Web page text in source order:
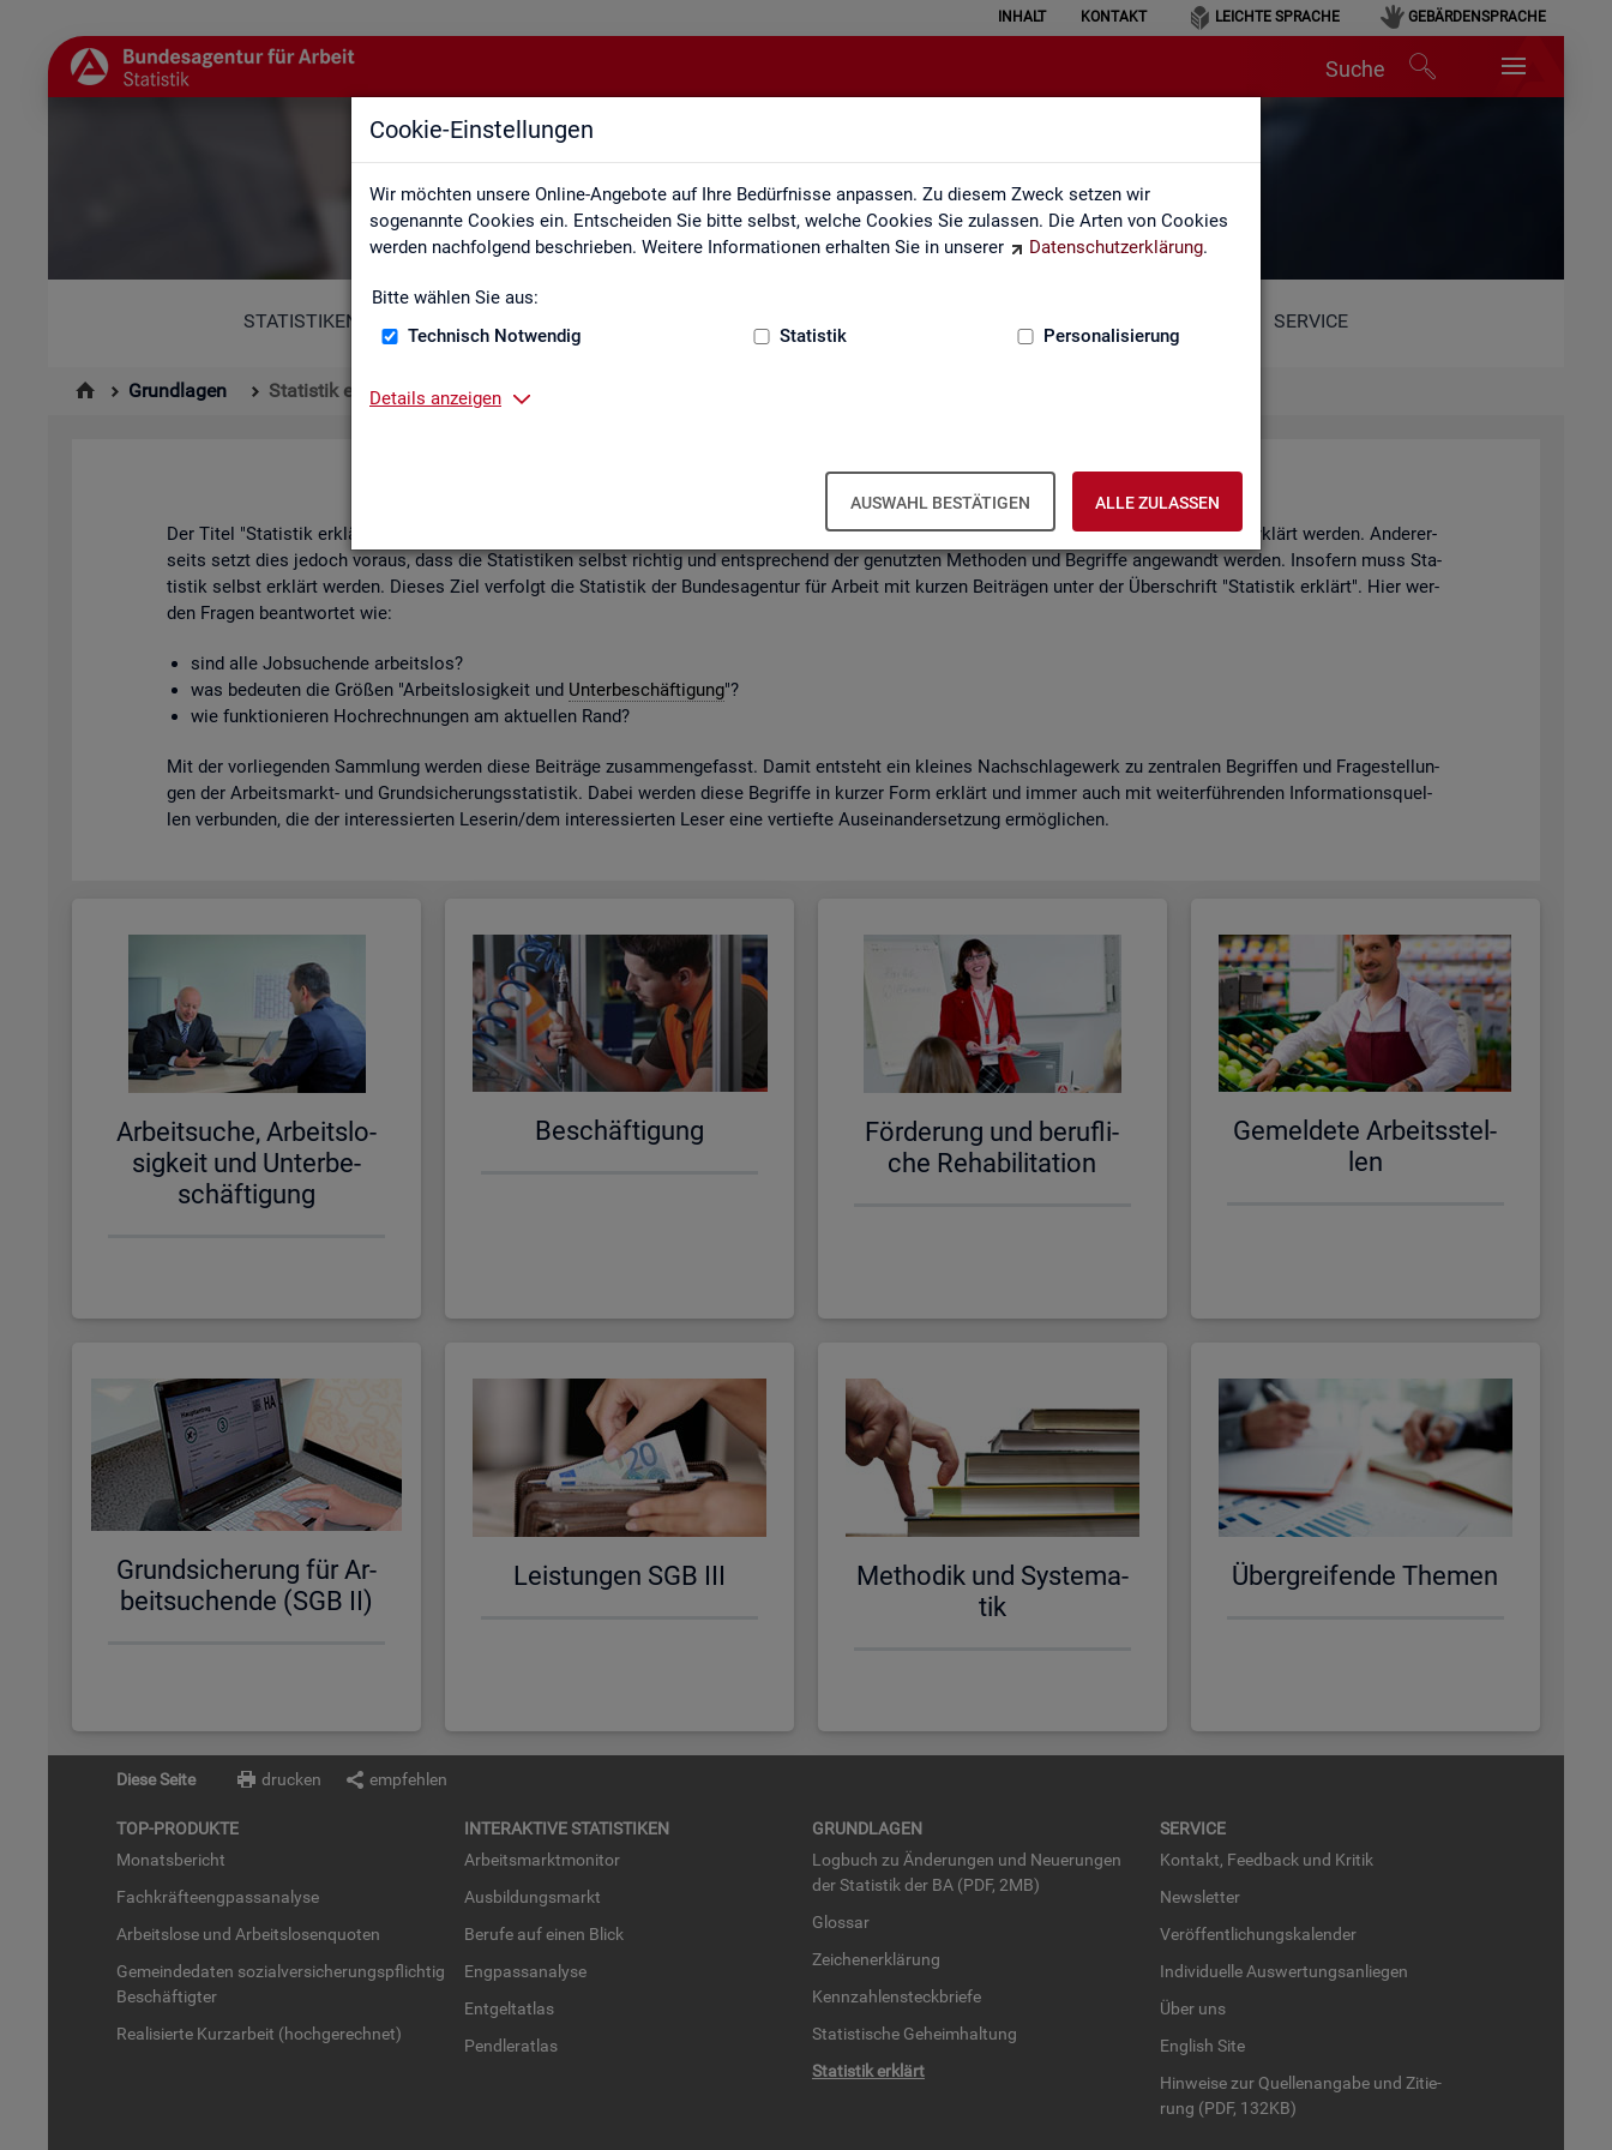
Cookie-Einstellungen
Wir möchten unsere Online-Angebote auf Ihre Bedürfnisse anpassen. Zu diesem Zweck setzen wir
sogenannte Cookies ein. Entscheiden Sie bitte selbst, welche Cookies Sie zulassen. Die Arten von Cookies
werden nachfolgend beschrieben. Weitere Informationen erhalten Sie in unserer
Datenschutzerklärung.
Bitte wählen Sie aus:
Technisch Notwendig
Statistik Personalisierung
Details anzeigen
AUSWAHL BESTÄTIGEN ALLE ZULASSEN
INHALT KONTAKT LEICHTE SPRACHE GEBÄRDENSPRACHE
Suche
Statistik erklärt
STATISTIKEN SERVICE
Grundlagen Statistik erklärt
Sta­tis­tik er­klärt
Der Titel "Sta­tis­tik er­klärt" kann in zwei­er­lei Weise ver­stan­den wer­den. Ei­ner­seits kön­nen mit sta­tis­ti­schen In­for­ma­tio­nen Sach­ver­hal­te er­klärt wer­den. An­de­rer­
seits setzt dies je­doch vor­aus, dass die Sta­tis­ti­ken selbst rich­tig und ent­spre­chend der ge­nutz­ten Me­tho­den und Be­grif­fe an­ge­wandt wer­den. In­so­fern muss Sta­
tis­tik selbst er­klärt wer­den. Die­ses Ziel ver­folgt die Sta­tis­tik der Bun­des­agen­tur für Ar­beit mit kur­zen Bei­trä­gen unter der Über­schrift "Sta­tis­tik er­klärt". Hier wer­
den Fra­gen be­ant­wor­tet wie:
sind alle Job­su­chen­de ar­beits­los?
was be­deu­ten die Grö­ßen "Ar­beits­lo­sig­keit und Un­ter­be­schäf­ti­gung"?
wie funk­tio­nie­ren Hoch­rech­nun­gen am ak­tu­el­len Rand?
Mit der vor­lie­gen­den Samm­lung wer­den diese Bei­trä­ge zu­sam­men­ge­fasst. Damit ent­steht ein klei­nes Nach­schla­ge­werk zu zen­tra­len Be­grif­fen und Fra­ge­stel­lun­
gen der Ar­beits­markt- und Grund­si­che­rungs­sta­tis­tik. Dabei wer­den diese Be­grif­fe in kur­zer Form er­klärt und immer auch mit wei­ter­füh­ren­den In­for­ma­ti­ons­quel­
len ver­bun­den, die der in­ter­es­sier­ten Le­se­rin/dem in­ter­es­sier­ten Leser eine ver­tief­te Aus­ein­an­der­set­zung er­mög­li­chen.
Ar­beit­su­che, Ar­beits­lo­
sig­keit und Un­ter­be­
schäf­ti­gung
Be­schäf­ti­gung
För­de­rung und be­ruf­li­
che Re­ha­bi­li­ta­ti­on
Ge­mel­de­te Ar­beits­stel­
len
Grund­si­che­rung für Ar­
beit­su­chen­de (SGB II)
Leis­tun­gen SGB III
Me­tho­dik und Sys­te­ma­
tik
Über­grei­fen­de The­men
Diese Seite drucken empfehlen
TOP-PRO­DUK­TE
Mo­nats­be­richt
Fach­kräf­te­eng­pass­ana­ly­se
Ar­beits­lo­se und Ar­beits­lo­sen­quo­ten
Ge­mein­de­da­ten so­zi­al­ver­si­che­rungs­pflich­tig
Be­schäf­tig­ter
Rea­li­sier­te Kurz­ar­beit (hoch­ge­rech­net)
IN­TER­AK­TI­VE STA­TIS­TI­KEN
Ar­beits­markt­mo­ni­tor
Aus­bil­dungs­markt
Be­ru­fe auf einen Blick
Eng­pass­ana­ly­se
Ent­gel­t­at­las
Pend­ler­at­las
GRUND­LA­GEN
Log­buch zu Än­de­run­gen und Neue­run­gen
der Sta­tis­tik der BA (PDF, 2MB)
Glos­sar
Zei­chen­er­klä­rung
Kenn­zah­len­steck­brie­fe
Sta­tis­ti­sche Ge­heim­hal­tung
Sta­tis­tik er­klärt
SER­VICE
Kon­takt, Feed­back und Kri­tik
News­let­ter
Ver­öf­fent­li­chungs­ka­len­der
In­di­vi­du­el­le Aus­wer­tungs­an­lie­gen
Über uns
English Site
Hin­wei­se zur Quel­len­an­ga­be und Zi­tie­
rung (PDF, 132KB)